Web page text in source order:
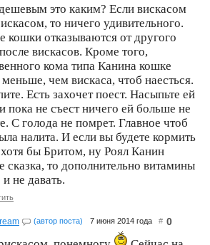
это каким? Если вискасом
то ничего удивительного.
кошки отказываются от другого
вискасов. Кроме того,
кома типа Канина кошке
чем вискаса, чтоб наесться.
Есть захочет поест. Насыпьте ей
пока не съест ничего ей больше не
С голода не помрет. Главное чтоб
налита. И если вы будете кормить
бы Бритом, ну Роял Канин
сказка, то дополнительно витамины
не давать.
(автор поста) 7 июня 2014 года # 0